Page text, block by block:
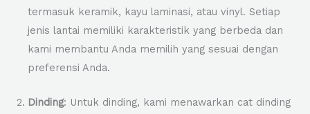
termasuk keramik, kayu laminasi, atau vinyl. Setiap
jenis lantai memiliki karakteristik yang berbeda dan
kami membantu Anda memilih yang sesuai dengan
preferensi Anda.
Dinding: Untuk dinding, kami menawarkan cat dinding